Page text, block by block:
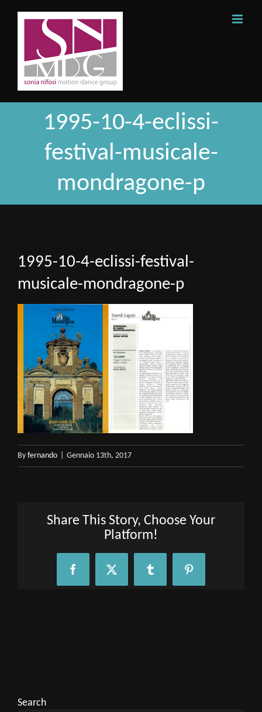
1995-10-4-eclissi-
festival-musicale-
mondragone-p
1995-10-4-eclissi-festival-
musicale-mondragone-p
By fernando Gennaio 13th, 2017
Share This Story, Choose Your
Platform!
FacebookX Tumblr Pinterest
Search